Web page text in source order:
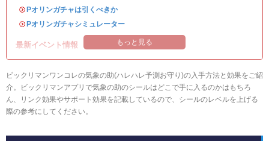
・Pオリンガチャは引くべきか
・Pオリンガチャシミュレーター
最新イベント情報 もっと見る
ビックリマンワンコレの気象の助(ハレハレ予測お守り)の入手方法と効果をご紹
介。ビックリマンアプリで気象の助のシールはどこで手に入るのかはもちろ
ん、リンク効果やサポート効果を記載しているので、シールのレベルを上げる
際の参考にしてください。